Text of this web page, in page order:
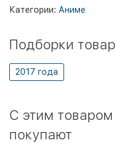
Категории: Аниме
Подборки
2017 года
C этим
покупают